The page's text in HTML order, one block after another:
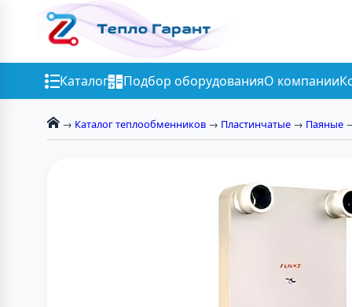
Каталог Подбор оборудованияО компании
→ Каталог теплообменников → Пластинчатые → Паяные